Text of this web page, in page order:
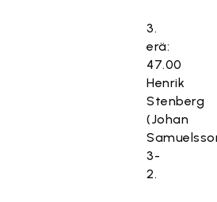
3.
erä:
47.00
Henrik
Stenberg
(Johan
3-
2.